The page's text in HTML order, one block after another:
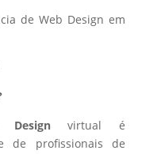
de Web Design em
Designvirtual é
de profissionais de